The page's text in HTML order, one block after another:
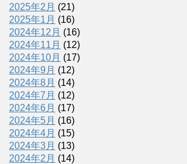
2025年2月 (21)
2025年1月 (16)
2024年12月 (16)
2024年11月 (12)
2024年10月 (17)
2024年9月 (12)
2024年8月 (14)
2024年7月 (12)
2024年6月 (17)
2024年5月 (16)
2024年4月 (15)
2024年3月 (13)
2024年2月 (14)